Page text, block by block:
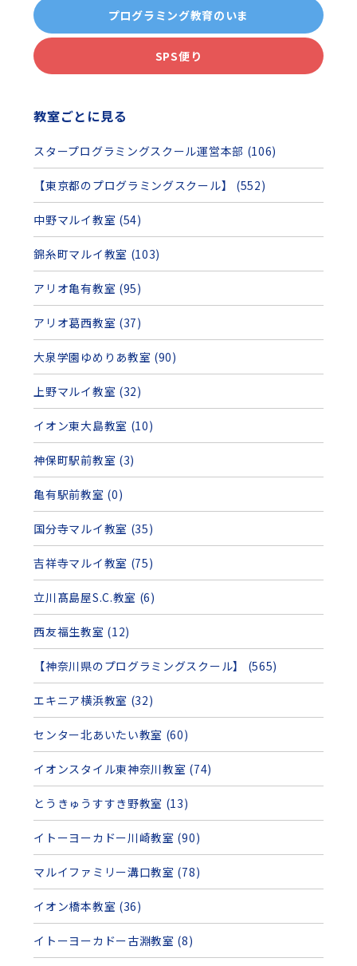
プログラミング教育のいま
SPS便り
教室ごとに見る
スタープログラミングスクール運営本部 (106)
【東京都のプログラミングスクール】 (552)
中野マルイ教室 (54)
錦糸町マルイ教室 (103)
アリオ亀有教室 (95)
アリオ葛西教室 (37)
大泉学園ゆめりあ教室 (90)
上野マルイ教室 (32)
イオン東大島教室 (10)
神保町駅前教室 (3)
亀有駅前教室 (0)
国分寺マルイ教室 (35)
吉祥寺マルイ教室 (75)
立川髙島屋S.C.教室 (6)
西友福生教室 (12)
【神奈川県のプログラミングスクール】 (565)
エキニア横浜教室 (32)
センター北あいたい教室 (60)
イオンスタイル東神奈川教室 (74)
とうきゅうすすき野教室 (13)
イトーヨーカドー川崎教室 (90)
マルイファミリー溝口教室 (78)
イオン橋本教室 (36)
イトーヨーカドー古淵教室 (8)